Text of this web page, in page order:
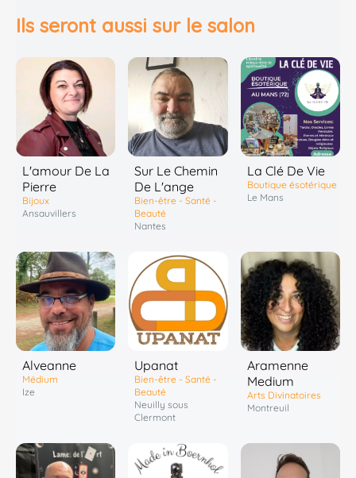
Ils seront aussi sur le salon
L'amour De La
Pierre
Bijoux
Ansauvillers
Sur Le Chemin
De L'ange
Bien-être - Santé -
Beauté
Nantes
La Clé De Vie
Boutique ésotérique
Le Mans
Alveanne
Médium
Ize
Upanat
Bien-être - Santé -
Beauté
Neuilly sous
Clermont
Aramenne
Medium
Arts Divinatoires
Montreuil